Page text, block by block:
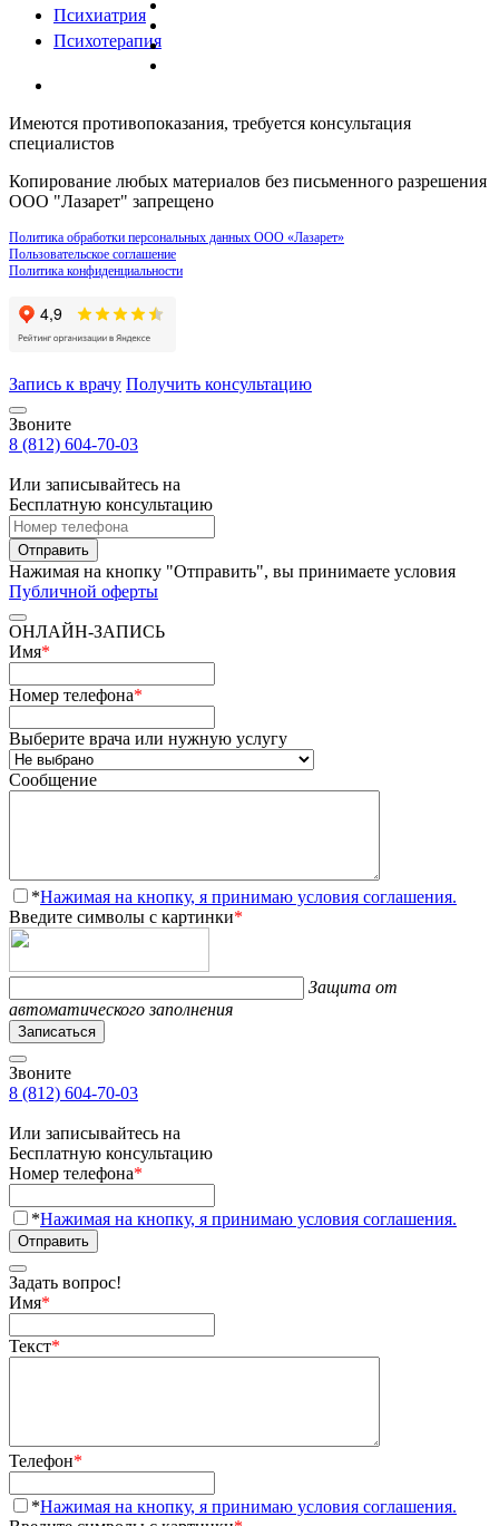
Психиатрия
Психотерапия
Имеются противопоказания, требуется консультация
специалистов
Копирование любых материалов без письменного разрешения
ООО "Лазарет" запрещено
Политика обработки персональных данных ООО «Лазарет»
Пользовательское соглашение
Политика конфиденциальности
Запись к врачу Получить консультацию
Звоните
8 (812) 604-70-03
Или записывайтесь на
Бесплатную консультацию
Отправить
Нажимая на кнопку "Отправить", вы принимаете условия
Публичной оферты
ОНЛАЙН-ЗАПИСЬ
Имя*
Номер телефона*
Выберите врача или нужную услугу
Сообщение
*Нажимая на кнопку, я принимаю условия соглашения.
Введите символы с картинки*
Защита от
автоматического заполнения
Записаться
Звоните
8 (812) 604-70-03
Или записывайтесь на
Бесплатную консультацию
Номер телефона*
*Нажимая на кнопку, я принимаю условия соглашения.
Отправить
Задать вопрос!
Имя*
Текст*
Телефон*
*Нажимая на кнопку, я принимаю условия соглашения.